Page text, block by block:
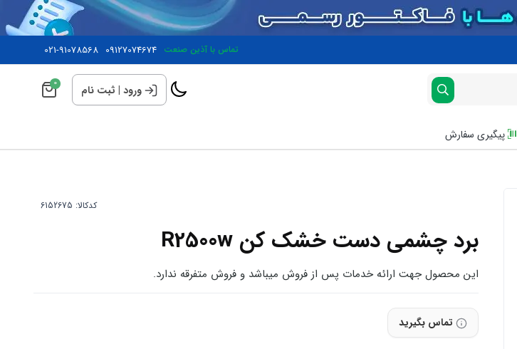
تماس با آذین صنعت 09127074674
021-91078568
ورود | ثبت نام 0
پیگیری سفارش
کدکالا:
برد چشمی دست خشک کن R2500w
این محصول جهت ارائه خدمات پس از فروش میباشد و فروش متفرقه ندارد.
تماس بگیرید